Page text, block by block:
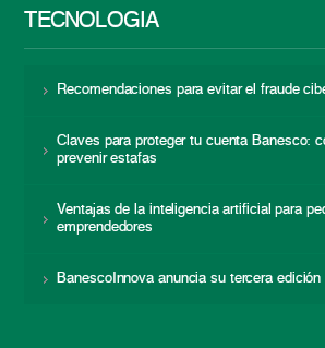
TECNOLOGÍA
Recomendaciones para evitar el fraude
Claves para proteger tu cuenta Banesco:
prevenir estafas
Ventajas de la inteligencia artificial para
emprendedores
BanescoInnova anuncia su tercera edición